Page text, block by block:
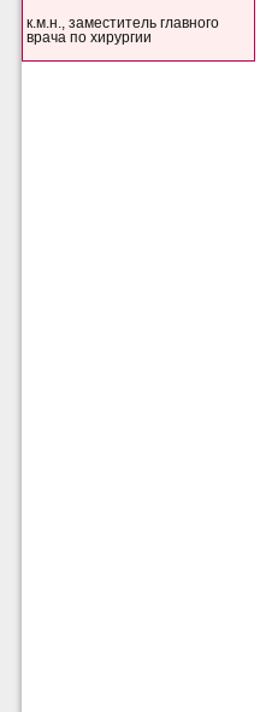
к.м.н., заместитель главного
врача по хирургии